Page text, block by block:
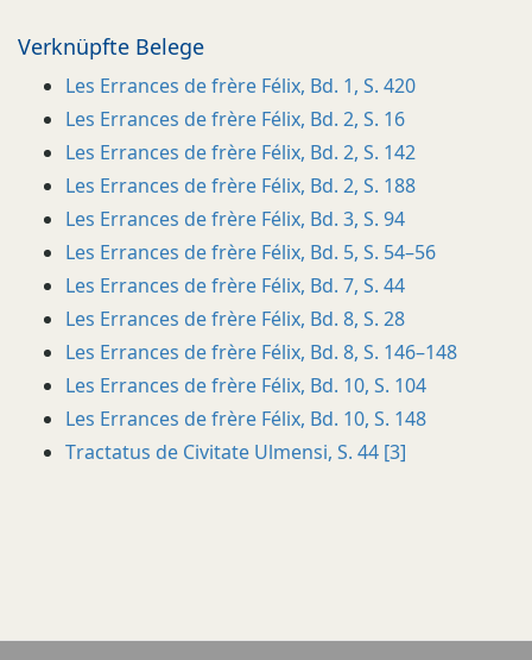
Verknüpfte Belege
Les Errances de frère Félix, Bd. 1, S. 420
Les Errances de frère Félix, Bd. 2, S. 16
Les Errances de frère Félix, Bd. 2, S. 142
Les Errances de frère Félix, Bd. 2, S. 188
Les Errances de frère Félix, Bd. 3, S. 94
Les Errances de frère Félix, Bd. 5, S. 54–56
Les Errances de frère Félix, Bd. 7, S. 44
Les Errances de frère Félix, Bd. 8, S. 28
Les Errances de frère Félix, Bd. 8, S. 146–148
Les Errances de frère Félix, Bd. 10, S. 104
Les Errances de frère Félix, Bd. 10, S. 148
Tractatus de Civitate Ulmensi, S. 44 [3]